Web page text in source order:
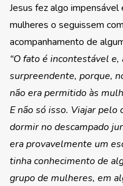
Jesus fez algo
mulheres o seguissem
acompanhamento de
“O fato é incontestável
surpreendente, porque,
não era permitido às
E não só isso. Viajar pelo
dormir no descampado
era provavelmente um
tinha conhecimento de
grupo de mulheres, em